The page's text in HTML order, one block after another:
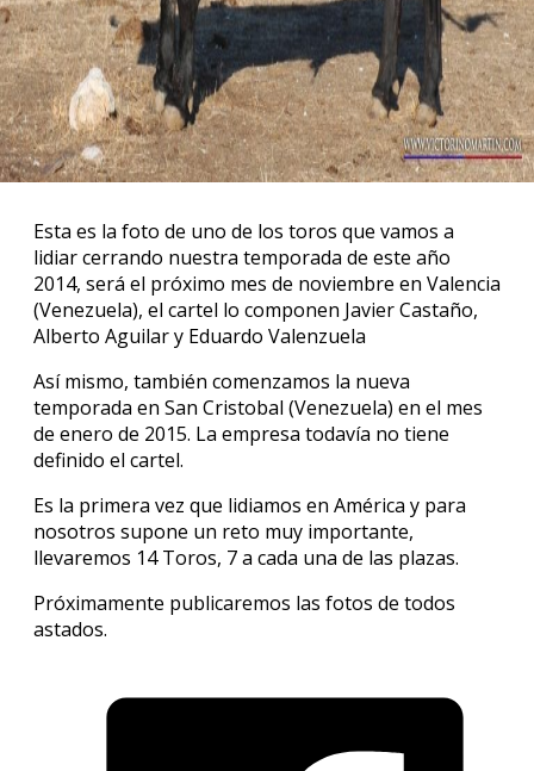
Esta es la foto de uno de los toros que vamos a
lidiar cerrando nuestra temporada de este año
2014, será el próximo mes de noviembre en Valencia
(Venezuela), el cartel lo componen Javier Castaño,
Alberto Aguilar y Eduardo Valenzuela
Así mismo, también comenzamos la nueva
temporada en San Cristobal (Venezuela) en el mes
de enero de 2015. La empresa todavía no tiene
definido el cartel.
Es la primera vez que lidiamos en América y para
nosotros supone un reto muy importante,
llevaremos 14 Toros, 7 a cada una de las plazas.
Próximamente publicaremos las fotos de todos
astados.